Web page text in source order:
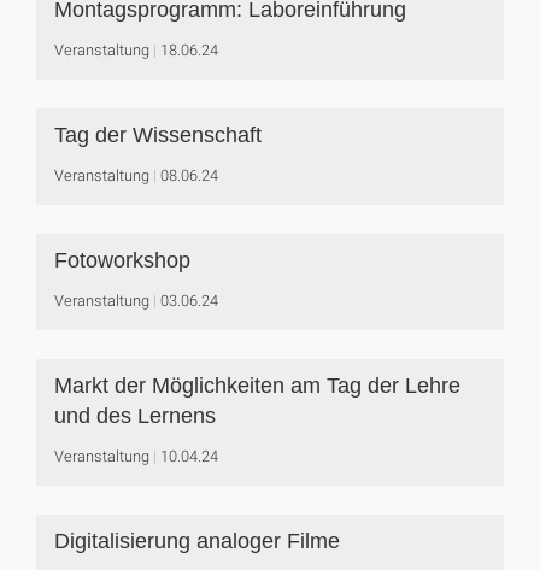
Montagsprogramm: Laboreinführung
Veranstaltung 18.06.24
Tag der Wissenschaft
Veranstaltung 08.06.24
Fotoworkshop
Veranstaltung 03.06.24
Markt der Möglichkeiten am Tag der Lehre
und des Lernens
Veranstaltung 10.04.24
Digitalisierung analoger Filme